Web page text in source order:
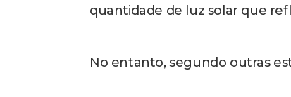
quantidade de luz solar que
No entanto, segundo outras